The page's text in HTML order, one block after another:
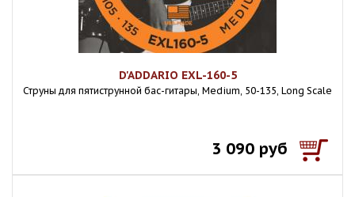
D'ADDARIO EXL-160-5
Струны для пятиструнной бас-гитары, Medium, 50-135, Long Scale
3 090 руб